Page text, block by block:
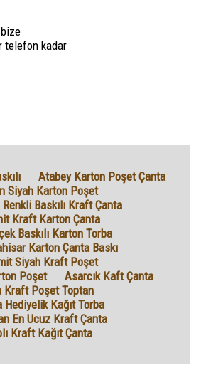
telefon kadar
Atabey Karton Poşet Çanta
Siyah Karton Poşet
Baskılı Kraft Çanta
Kraft Karton Çanta
Baskılı Karton Torba
Karton Çanta Baskı
Siyah Kraft Poşet
Poşet
Asarcık Kaft Çanta
Kraft Poşet Toptan
Hediyelik Kağıt Torba
En Ucuz Kraft Çanta
Kraft Kağıt Çanta